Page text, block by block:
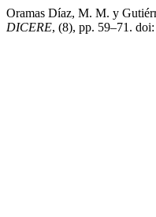
Oramas Díaz, M. M. y
DICERE, (8), pp. 59–71.